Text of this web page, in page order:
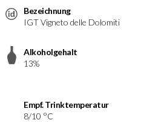
Bezeichnung
IGT Vigneto delle Dolomiti
Alkoholgehalt
13%
Empf. Trinktemperatur
8/10 °C